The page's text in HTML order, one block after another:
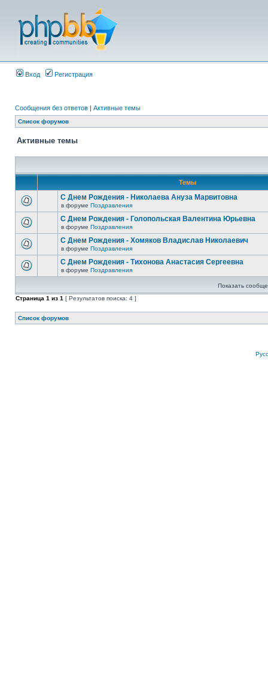
Вход Регистрация
Сообщения без ответов | Активные темы
Список форумов
Активные темы
Темы
С Днем Рождения - Николаева Ануза Марвитовна
в форуме Поздравления
С Днем Рождения - Голопольская Валентина Юрьевна
в форуме Поздравления
С Днем Рождения - Хомяков Владислав Николаевич
в форуме Поздравления
С Днем Рождения - Тихонова Анастасия Сергеевна
в форуме Поздравления
Показать
Страница 1 из 1 [ Результатов поиска: 4 ]
Список форумов